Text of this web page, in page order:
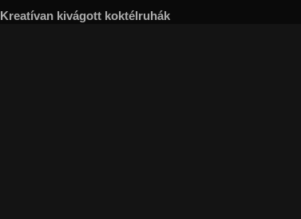
Kreatívan kivágott koktélruhák